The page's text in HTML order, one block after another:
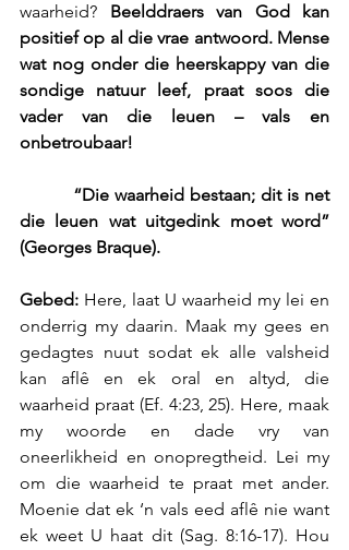
waarheid? Beelddraers van God kan
positief op al die vrae antwoord. Mense
wat nog onder die heerskappy van die
sondige natuur leef, praat soos die
vader van die leuen – vals en
onbetroubaar!
die leuen wat uitgedink moet word”
(Georges Braque).
Gebed: Here, laat U waarheid my lei en
onderrig my daarin. Maak my gees en
gedagtes nuut sodat ek alle valsheid
kan aflê en ek oral en altyd, die
waarheid praat (Ef. 4:23, 25). Here, maak
my woorde en dade vry van
oneerlikheid en onopregtheid. Lei my
om die waarheid te praat met ander.
Moenie dat ek ‘n vals eed aflê nie want
ek weet U haat dit (Sag. 8:16-17). Hou